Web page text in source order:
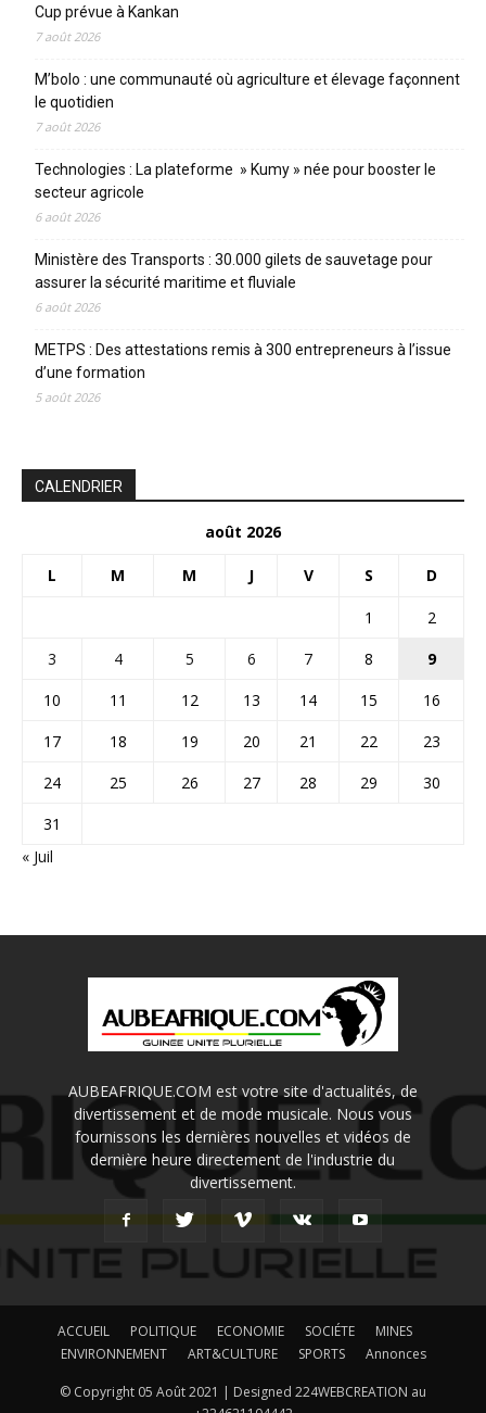
Cup prévue à Kankan
7 août 2026
M’bolo : une communauté où agriculture et élevage façonnent
le quotidien
7 août 2026
Technologies : La plateforme » Kumy » née pour booster le
secteur agricole
6 août 2026
Ministère des Transports : 30.000 gilets de sauvetage pour
assurer la sécurité maritime et fluviale
6 août 2026
METPS : Des attestations remis à 300 entrepreneurs à l’issue
d’une formation
5 août 2026
CALENDRIER
août 2026
L M M J V S D
1
2
3
4 5 6 7 8
9
10
11 12 13 14 15
16
17
18 19 20 21 22
23
24
25 26 27 28 29
30
31
« Juil
AUBEAFRIQUE.COM est votre site d'actualités, de
divertissement et de mode musicale. Nous vous
fournissons les dernières nouvelles et vidéos de
dernière heure directement de l'industrie du
divertissement.
ACCUEIL POLITIQUE ECONOMIE SOCIÉTE
MINES
ENVIRONNEMENT
ART&CULTURE SPORTS Annonces
© Copyright 05 Août 2021 | Designed 224WEBCREATION au